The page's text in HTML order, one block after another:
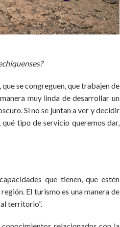
se congreguen, que trabajen de
muy linda de desarrollar un
Si no se juntan a ver y decidir
tipo de servicio queremos dar,
que tienen, que estén
El turismo es una manera de
territorio”.